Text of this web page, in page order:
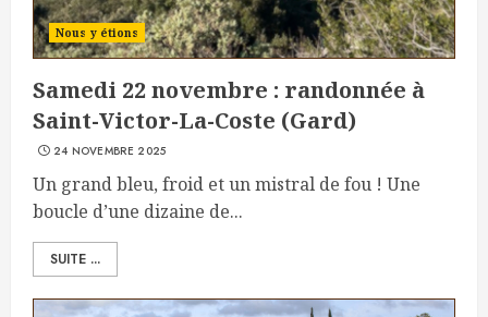
Nous y étions
Samedi 22 novembre : randonnée à
Saint-Victor-La-Coste (Gard)
24 NOVEMBRE 2025
Un grand bleu, froid et un mistral de fou ! Une
boucle d’une dizaine de...
SUITE ...